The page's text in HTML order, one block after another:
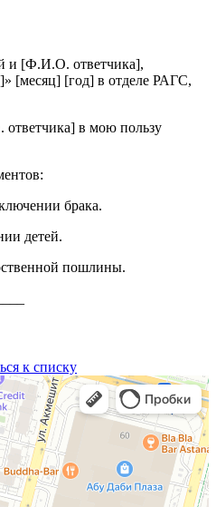
и [Ф.И.О. ответчика],
[месяц] [год] в отделе РАГС,
в мою пользу
брака.
детей.
пошлины.
к списку